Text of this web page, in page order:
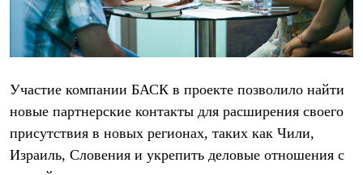
Женская обувь
Сапоги
Ботинки
Мужская обувь
Кроссовки
Гамаши и бахилы
Гамаши
Бахилы
Тапочки и чуни
Участие компании БАСК в проекте позволило найти
новые партнерские контакты для расширения своего
присутствия в новых регионах, таких как Чили,
Израиль, Словения и укрепить деловые отношения с